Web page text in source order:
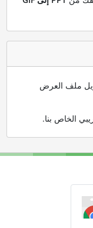
ملف العرض
.